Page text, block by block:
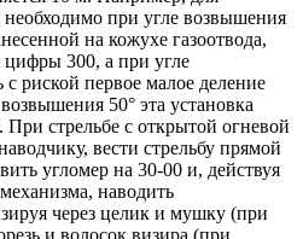
при угле возвышения
на кожухе газоотвода,
цифры 300, а при угле
риской первое малое деление
50° эта установка
При стрельбе с открытой огневой
вести стрельбу прямой
угломер на 30-00 и, действуя
наводить
через целик и мушку (при
и волосок визира (при